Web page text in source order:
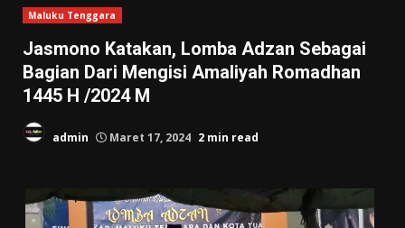
Maluku Tenggara
Jasmono Katakan, Lomba Adzan Sebagai
Bagian Dari Mengisi Amaliyah Romadhan
1445 H /2024 M
admin Maret 17, 2024 2 min read